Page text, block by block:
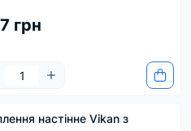
грн
настінне Vikan з